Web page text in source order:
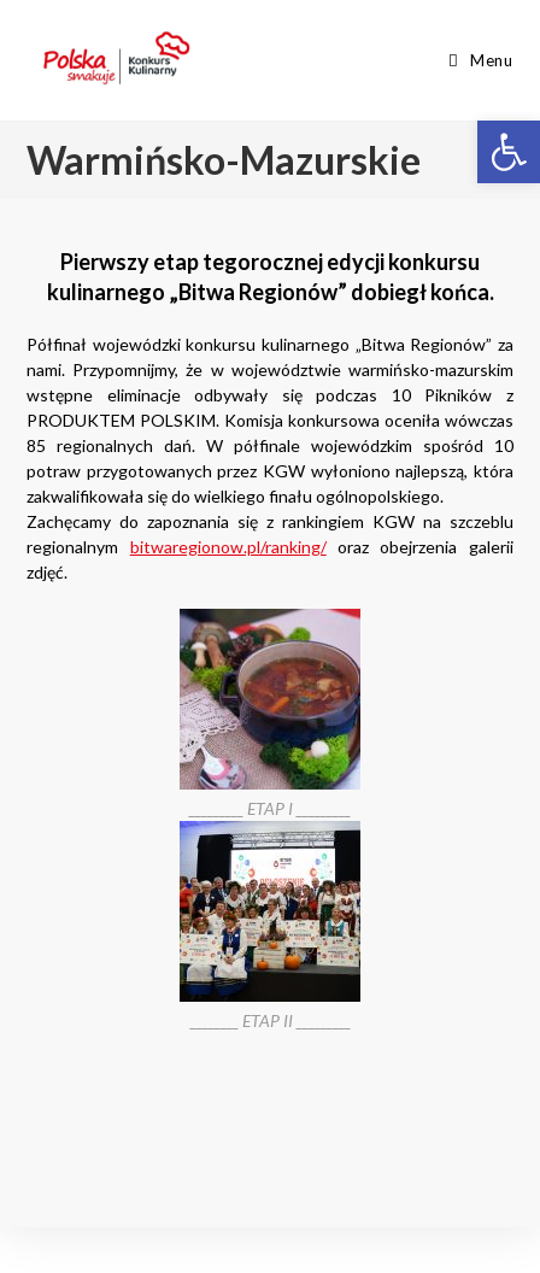
Menu
Warmińsko-Mazurskie
Pierwszy etap tegorocznej edycji konkursu
kulinarnego „Bitwa Regionów” dobiegł końca.
Półfinał wojewódzki konkursu kulinarnego „Bitwa Regionów” za
nami. Przypomnijmy, że w województwie warmińsko-mazurskim
wstępne eliminacje odbywały się podczas 10 Pikników z
PRODUKTEM POLSKIM. Komisja konkursowa oceniła wówczas
85 regionalnych dań. W półfinale wojewódzkim spośród 10
potraw przygotowanych przez KGW wyłoniono najlepszą, która
zakwalifikowała się do wielkiego finału ogólnopolskiego.
Zachęcamy do zapoznania się z rankingiem KGW na szczeblu
regionalnym bitwaregionow.pl/ranking/oraz obejrzenia galerii
zdjęć.
_________ ETAP I _________
________ ETAP II _________